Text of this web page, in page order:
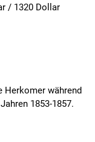
/ 1320 Dollar
Herkomer während
1853-1857.